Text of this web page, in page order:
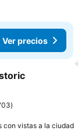
Ver precios
con vistas a la ciudad